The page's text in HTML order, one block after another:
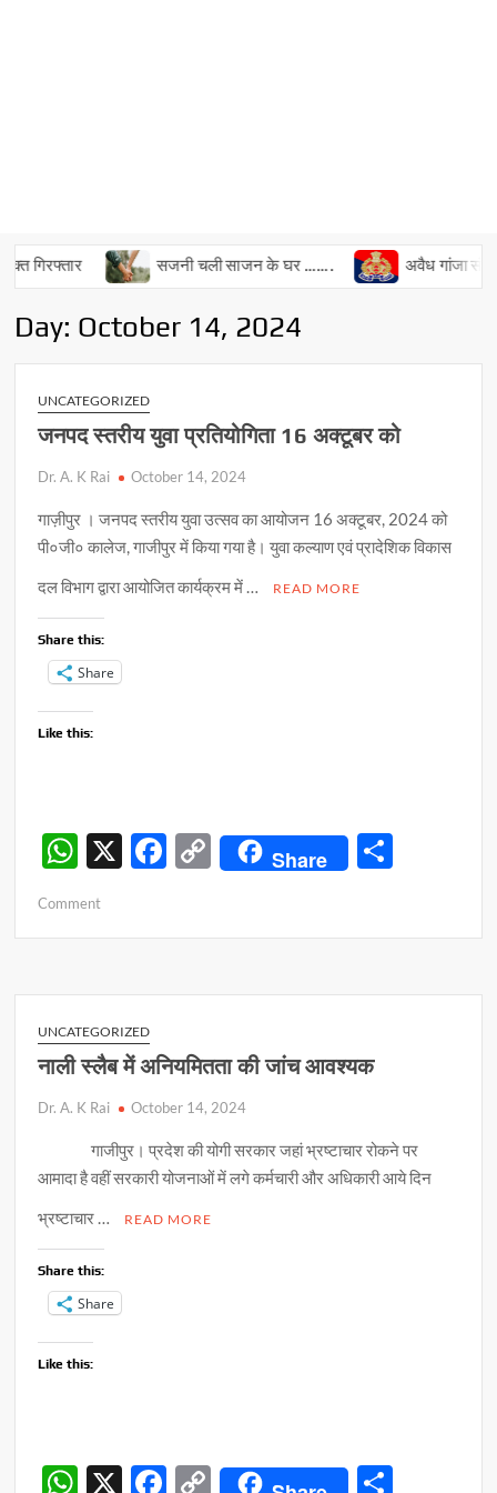
सजनी चली साजन के घर ……. अवैध गांजा संग दो
Day: October 14, 2024
UNCATEGORIZED
जनपद स्तरीय युवा प्रतियोगिता 16 अक्टूबर को
Dr. A. K Rai October 14, 2024
गाज़ीपुर । जनपद स्तरीय युवा उत्सव का आयोजन 16 अक्टूबर, 2024 को
पी०जी० कालेज, गाजीपुर में किया गया है। युवा कल्याण एवं प्रादेशिक विकास
दल विभाग द्वारा आयोजित कार्यक्रम में …
READ MORE
Share this:
Share
Like this:
W
h
at
A
p
p
X
F
o
k
C
Li
k
Share
Commenton
प्रतियोगिता
16
अक्टूबर
को
UNCATEGORIZED
नाली स्लैब में अनियमितता की जांच आवश्यक
Dr. A. K Rai October 14, 2024
गाजीपुर‌। प्रदेश की योगी सरकार जहां भ्रष्टाचार रोकने पर
आमादा है वहीं सरकारी योजनाओं में लगे कर्मचारी और अधिकारी आये दिन
भ्रष्टाचार …
READ MORE
Share this:
Share
Like this:
W X F C